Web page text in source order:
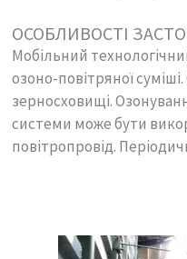
ОСОБЛИВОСТІ
Мобільний
озоно-повітряної
зерносховищі.
системи може бути
повітропровід.